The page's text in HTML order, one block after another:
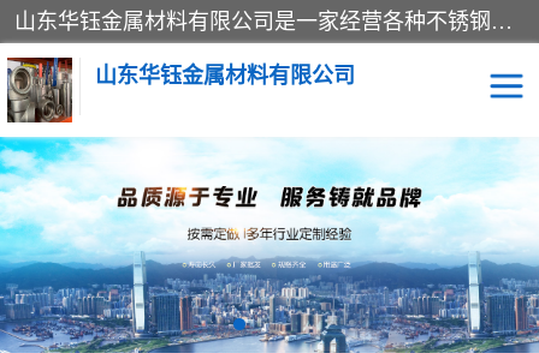
山东华钰金属材料有限公司是一家经营各种不锈钢管材、板材、圆钢、法兰、封头、型材等产品的公司；主营产品有：不锈钢管，激光切割，管件标准件，不锈钢圆钢，不锈钢人孔，不锈钢亮管，不锈钢角钢，不锈钢加工，不锈钢管子，不锈钢工业方管，不锈钢封头，不锈钢法兰，不锈钢阀门，不锈钢槽钢，不锈钢扁钢，不锈钢板等；可为客户制作各种规格的型材及不锈钢配件、非标准件及各种容器具等，能满足客户的不同采购要求。
山东华钰金属材料有限公司
不锈钢管 激光切割
管件标准件 不锈钢圆钢
不锈钢人孔 不锈钢亮管